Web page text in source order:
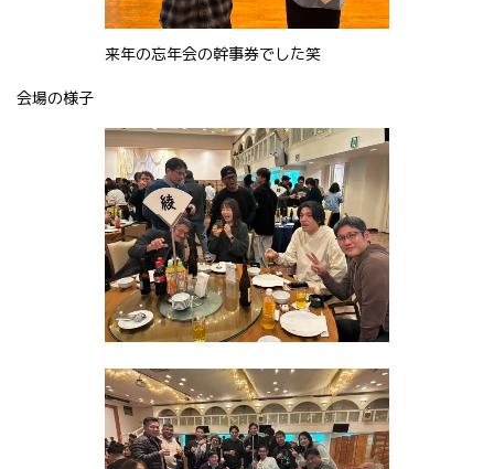
来年の忘年会の幹事券でした笑
会場の様子